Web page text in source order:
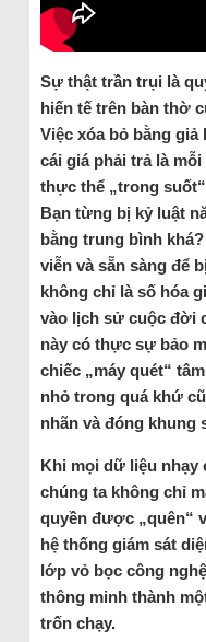
Sự thật trần trụi là
hiến tế trên bàn thờ
Việc xóa bỏ bằng
cái giá phải trả là
thực thể „trong
Bạn từng bị kỷ luật
bằng trung bình
viễn và sẵn sàng để
không chỉ là số hóa
vào lịch sử cuộc đời
này có thực sự bảo
chiếc „máy quét“
nhỏ trong quá khứ
nhãn và đóng
Khi mọi dữ liệu nhạy
chúng ta không chỉ
quyền được „quên“
hệ thống giám sát
lớp vỏ bọc công
thông minh thành
trốn chạy.